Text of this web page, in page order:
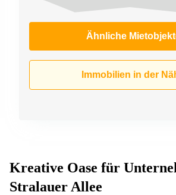
Ähnliche
Immobilien in der
Kreative Oase für
Stralauer Allee